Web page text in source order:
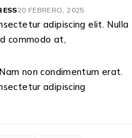
20 FEBRERO, 2025
adipiscing elit. Nulla
commodo at,
non condimentum erat.
adipiscing